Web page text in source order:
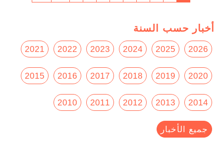
أخبار حسب السنة
2026
2025
2024
2023
2022
2021
2020
2019
2018
2017
2016
2015
2014
2013
2012
2011
2010
جميع الأخبار